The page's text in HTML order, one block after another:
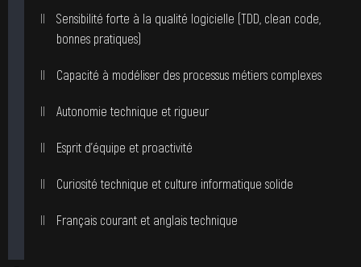
Sensibilité forte à la qualité logicielle (TDD, clean code,
bonnes pratiques)
Capacité à modéliser des processus métiers complexes
Autonomie technique et rigueur
Esprit d’équipe et proactivité
Curiosité technique et culture informatique solide
Français courant et anglais technique